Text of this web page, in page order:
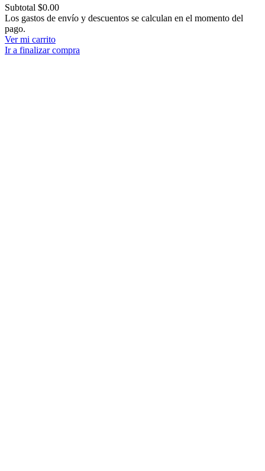
Productos
del
carrito
Subtotal $0.00
Los gastos de envío y descuentos se calculan en el momento del
pago.
Ver mi carrito
Ir a finalizar compra